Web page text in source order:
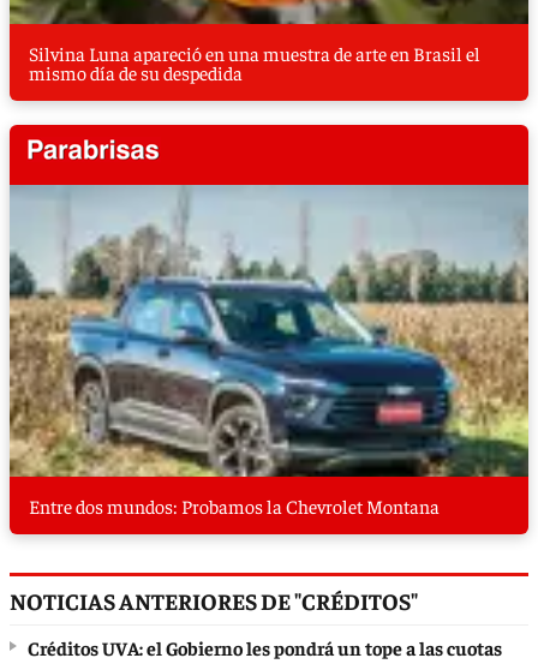
Silvina Luna apareció en una muestra de arte en Brasil el
mismo día de su despedida
Entre dos mundos: Probamos la Chevrolet Montana
NOTICIAS ANTERIORES DE "CRÉDITOS"
Créditos UVA: el Gobierno les pondrá un tope a las cuotas